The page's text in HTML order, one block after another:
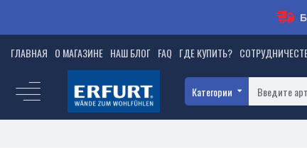
ГЛАВНАЯ О МАГАЗИНЕ НАШ БЛОГ FAQ ГДЕ КУПИТЬ?
Категории